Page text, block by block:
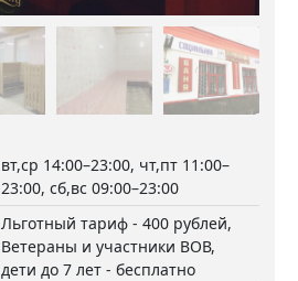
вт,ср 14:00–23:00, чт,пт 11:00–
23:00, сб,вс 09:00–23:00
Льготный тариф - 400 рублей,
Ветераны и участники ВОВ,
дети до 7 лет - бесплатно